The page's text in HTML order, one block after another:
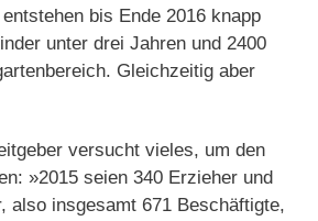
bis Ende 2016 knapp
unter drei Jahren und 2400
Gleichzeitig aber
versucht vieles, um den
»2015 seien 340 Erzieher und
also insgesamt 671 Beschäftigte,